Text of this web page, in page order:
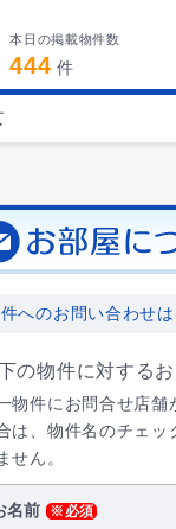
本日の掲載物件数
444 件
へのお問い合わせ
の物件に対する
物件にお問合せ店
は、物件名のチェッ
せん。
名前 ※必須